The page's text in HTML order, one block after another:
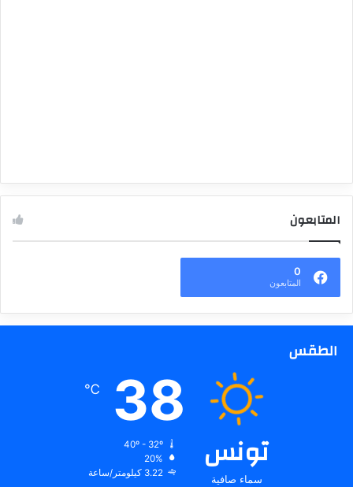
المتابعون
0
المتابعون
الطقس
تونس
سماء صافية
38
℃
20%
3.22 كيلومتر/ساعة